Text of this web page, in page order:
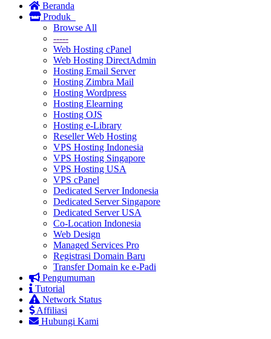
Beranda
Produk
Browse All
-----
Web Hosting cPanel
Web Hosting DirectAdmin
Hosting Email Server
Hosting Zimbra Mail
Hosting Wordpress
Hosting Elearning
Hosting OJS
Hosting e-Library
Reseller Web Hosting
VPS Hosting Indonesia
VPS Hosting Singapore
VPS Hosting USA
VPS cPanel
Dedicated Server Indonesia
Dedicated Server Singapore
Dedicated Server USA
Co-Location Indonesia
Web Design
Managed Services Pro
Registrasi Domain Baru
Transfer Domain ke e-Padi
Pengumuman
Tutorial
Network Status
Affiliasi
Hubungi Kami